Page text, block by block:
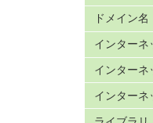
ドメイン名
インターネ
インターネ
インターネ